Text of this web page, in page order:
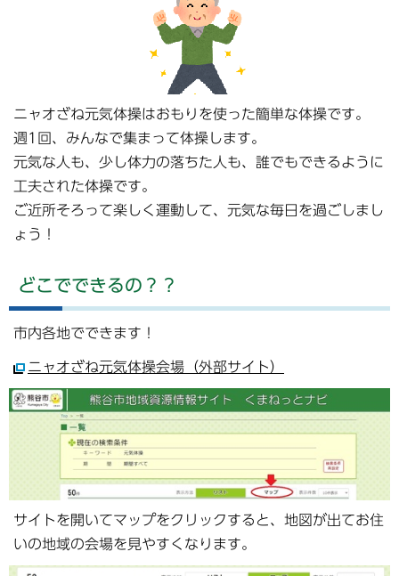
ニャオざね元気体操はおもりを使った簡単な体操です。
週1回、みんなで集まって体操します。
元気な人も、少し体力の落ちた人も、誰でもできるように
工夫された体操です。
ご近所そろって楽しく運動して、元気な毎日を過ごしまし
ょう！
どこでできるの？？
市内各地でできます！
ニャオざね元気体操会場（外部サイト）
サイトを開いてマップをクリックすると、地図が出てお住
いの地域の会場を見やすくなります。